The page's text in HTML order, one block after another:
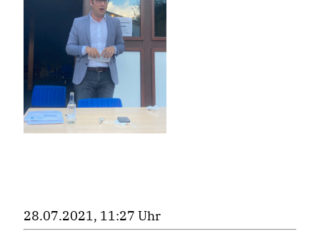
28.07.2021, 11:27 Uhr